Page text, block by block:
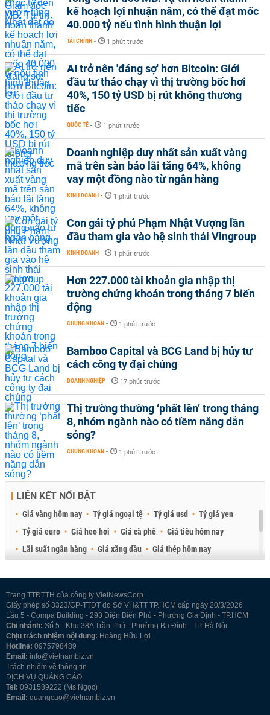
kế hoạch lợi nhuận năm, có thể đạt mốc
40.000 tỷ nếu tình hình thuận lợi
TÀI CHÍNH - 1 phút trước
AI trở nên 'đáng sợ' hơn Bitcoin: Giới
đầu tư tháo chạy vì thị trường bốc hơi
40%, 150 tỷ USD bị rút không thương
tiếc
QUỐC TẾ - 1 phút trước
Doanh nghiệp duy nhất sản xuất vàng
mã trên sàn báo lãi tăng 64%, không
vay một đồng nào từ ngân hàng
KINH DOANH - 1 phút trước
Con gái tỷ phú Phạm Nhật Vượng lần
đầu tham gia vào hệ sinh thái Vingroup
KINH DOANH - 1 phút trước
Hơn 227.000 tài khoản gia nhập thị
trường chứng khoán trong tháng 7 biến
động
CHỨNG KHOÁN - 1 phút trước
Bamboo Capital và BCG Land bị hủy tư
cách công ty đại chúng
DOANH NGHIỆP - 17 phút trước
Thị trường thường ‘phất lên’ trong tháng
8, nhóm ngành nào có tiềm năng dẫn
sóng?
CHỨNG KHOÁN - 1 phút trước
LIÊN KẾT NỔI BẬT
Giá vàng hôm nay Tỷ giá ngoại tệ Tỷ giá usd
Tỷ giá yen
Tỷ giá euro
Giá heo hơi Giá cà phê
Giá tiêu hôm nay
Lãi suất ngân hàng
Giá xăng dầu
Giá thép hôm nay
Trang TTĐTTH của công ty VietNewsCorp
Giấy phép số 3323/GP-TTĐT do Sở VH&TT TP.HCM cấp ngày 20/3/2026
Lầu 5 - Compa Building - 293 Điện Biên Phủ - Phường Gia Định - TP.HCM
Chi nhánh: Số 5 - Khu 38A Trần Phú - Phường Ba Đình - TP. Hà Nội
Chịu trách nhiệm nội dung: Hoàng Hữu Lợi
Hotline: 0975798489
Email: info@vietnambiz.vn
Trách nhiệm về thông tin
DỊCH VỤ QUẢNG CÁO
Tel: 0931589222 (Ms Ngọc)
Email: quangcao@vietnambiz.vn